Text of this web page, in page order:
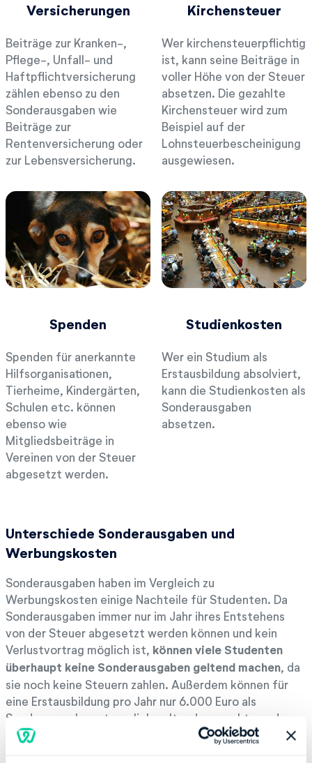
Versicherungen
Beiträge zur Kranken-,
Pflege-, Unfall- und
Haftpflichtversicherung
zählen ebenso zu den
Sonderausgaben wie
Beiträge zur
Rentenversicherung oder
zur Lebensversicherung.
Kirchensteuer
Wer kirchensteuerpflichtig
ist, kann seine Beiträge in
voller Höhe von der Steuer
absetzen. Die gezahlte
Kirchensteuer wird zum
Beispiel auf der
Lohnsteuerbescheinigung
ausgewiesen.
Spenden
Spenden für anerkannte
Hilfsorganisationen,
Tierheime, Kindergärten,
Schulen etc. können
ebenso wie
Mitgliedsbeiträge in
Vereinen von der Steuer
abgesetzt werden.
Studienkosten
Wer ein Studium als
Erstausbildung absolviert,
kann die Studienkosten als
Sonderausgaben
absetzen.
Unterschiede Sonderausgaben und
Werbungskosten
Sonderausgaben haben im Vergleich zu
Werbungskosten einige Nachteile für Studenten. Da
Sonderausgaben immer nur im Jahr ihres Entstehens
von der Steuer abgesetzt werden können und kein
Verlustvortrag möglich ist, können viele Studenten
überhaupt keine Sonderausgaben geltend machen , da
sie noch keine Steuern zahlen. Außerdem können für
eine Erstausbildung pro Jahr nur 6.000 Euro als
Sonderausgaben steuerlich geltend gemacht werden.
Fallen höhere Studienkosten an, müssen diese selbst